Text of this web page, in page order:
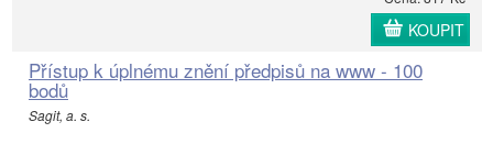
KOUPIT
Přístup k úplnému znění předpisů na www - 100
bodů
Sagit, a. s.